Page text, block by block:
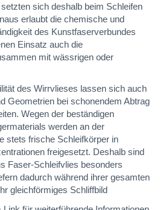
sich deshalb beim Schleifen
erlaubt die chemische und
des Kunstfaserverbundes
Einsatz auch die
mit wässrigen oder
des Wirrvlieses lassen sich auch
Geometrien bei schonendem Abtrag
Wegen der beständigen
werden an der
stets frische Schleifkörper in
freigesetzt. Deshalb sind
Faser-Schleifvlies besonders
dadurch während ihrer gesamten
gleichförmiges Schliffbild